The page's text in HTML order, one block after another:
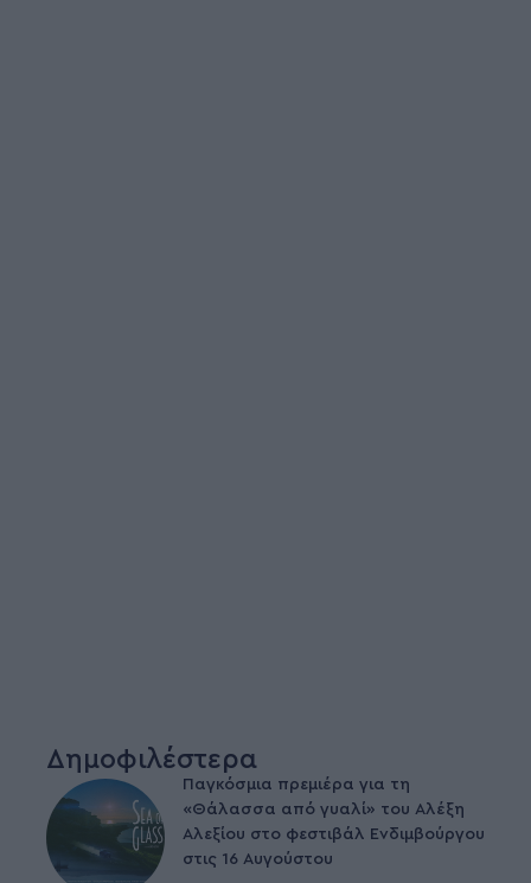
Δημοφιλέστερα
Παγκόσμια πρεμιέρα για τη
«Θάλασσα από γυαλί» του Αλέξη
Αλεξίου στο φεστιβάλ Ενδιμβούργου
στις 16 Αυγούστου